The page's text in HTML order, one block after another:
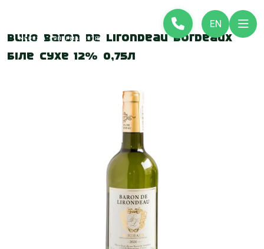
EN
Вино Baron de Lirondeau Bordeaux
біле сухе 12% 0,75л